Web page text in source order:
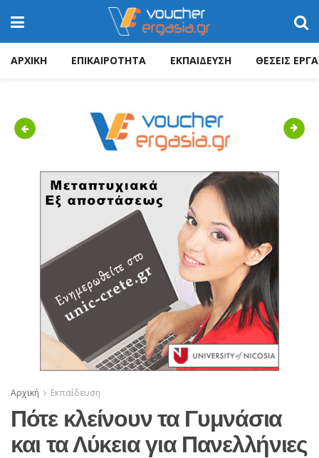
ΑΡΧΙΚΗ ΕΠΙΚΑΙΡΟΤΗΤΑ ΕΚΠΑΙΔΕΥΣΗ ΘΕΣΕΙΣ
Previous Next
Αρχική Εκπαίδευση
Πότε κλείνουν τα Γυμνάσια
και τα Λύκεια για Πανελλήνιες